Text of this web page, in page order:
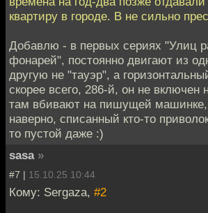
квартиру в городе. В не сильно
Добавлю - в первых сериях "Улиц
фонарей", постоянно двигают из
другую не "тауэр", а
скорее всего, 286-й, он не включен
там вбивают на пишущей машинке,
наверно, списанный кто-то
то пустой даже :)
sasa »
#7 | 15.10.25 10:44
Кому: Sergaza, #2